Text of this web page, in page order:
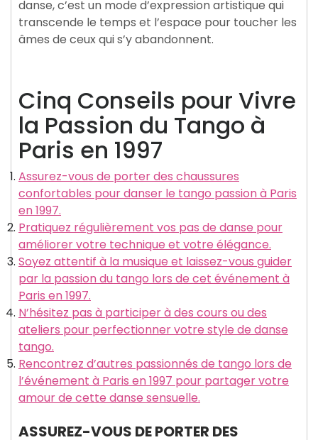
danse, c’est un mode d’expression artistique qui
transcende le temps et l’espace pour toucher les
âmes de ceux qui s’y abandonnent.
Cinq Conseils pour Vivre
la Passion du Tango à
Paris en 1997
Assurez-vous de porter des chaussures
confortables pour danser le tango passion à Paris
en 1997.
Pratiquez régulièrement vos pas de danse pour
améliorer votre technique et votre élégance.
Soyez attentif à la musique et laissez-vous guider
par la passion du tango lors de cet événement à
Paris en 1997.
N’hésitez pas à participer à des cours ou des
ateliers pour perfectionner votre style de danse
tango.
Rencontrez d’autres passionnés de tango lors de
l’événement à Paris en 1997 pour partager votre
amour de cette danse sensuelle.
ASSUREZ-VOUS DE PORTER DES